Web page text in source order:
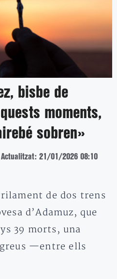
bisbe de
moments,
sobren»
Actualitzat: 21/01/2026 08:10
de dos trens
d’Adamuz, que
39 morts, una
—entre ells